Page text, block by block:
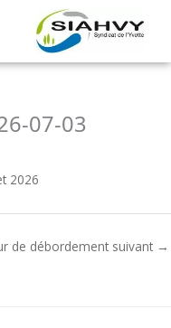
07-03
2026
de débordement suivant →